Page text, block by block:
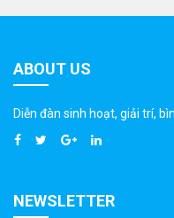
ABOUT US
Diễn đàn sinh hoạt, giải trí,
NEWSLETTER